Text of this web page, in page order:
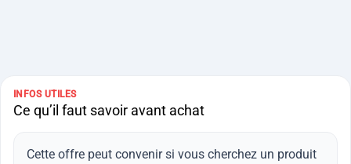
INFOS UTILES
Ce qu’il faut savoir avant achat
Cette offre peut convenir si vous cherchez un produit